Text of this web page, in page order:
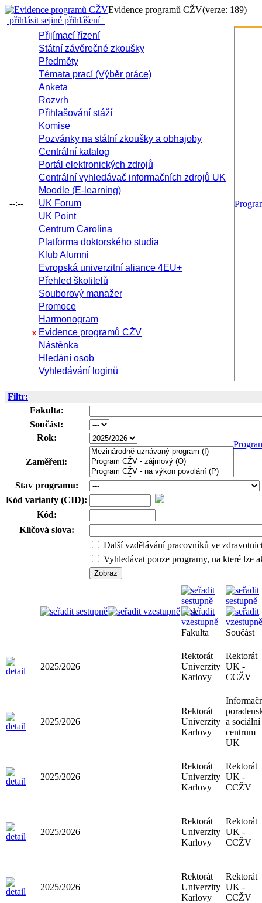
Evidence programů CŽV(verze: 189)
přihlásit sejiné přihlášení
--:--
Přijímací řízení
Státní závěrečné zkoušky
Předměty
Témata prací (Výběr práce)
Anketa
Rozvrh
Přihlašování stáží
Komise
Pozvánky na státní zkoušky a obhajoby
Centrální katalog
Portál elektronických zdrojů
Centrální vyhledávač informačních zdrojů UK
Moodle (E-learning)
UK Forum
UK Point
Centrum Carolina
Platforma doktorského studia
Klub Alumni
Evropská univerzitní aliance 4EU+
Přehled školitelů
Souborový manažer
Promoce
Harmonogram
x Evidence programů CŽV
Nástěnka
Hledání osob
Vyhledávání loginů
Filtr:
Fakulta:
Součást:
Rok:
Zaměření:
Stav programu:
Kód varianty (CID):
Kód:
Klíčová slova:
Další vzdělávání pracovníků ve
Vyhledávat pouze programy, na které lze
Rok
Fakulta Součást
2025/2026
Rektorát
Univerzity
Karlovy
Rektorát
UK -
CCŽV
2025/2026
Rektorát
Univerzity
Karlovy
a sociální
centrum
UK
2025/2026
Rektorát
Univerzity
Karlovy
Rektorát
UK -
CCŽV
2025/2026
Rektorát
Univerzity
Karlovy
Rektorát
UK -
CCŽV
2025/2026
Rektorát
Univerzity
Karlovy
Rektorát
UK -
CCŽV